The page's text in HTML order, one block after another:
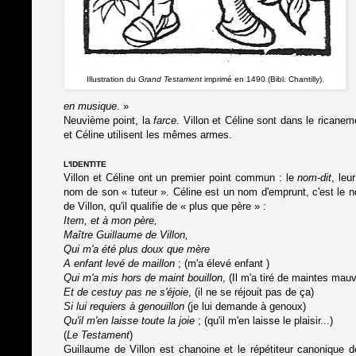
Illustration du Grand Testamentimprimé en 1490 (Bibl. Chantilly).
en musique . »
Neuvième point, lafarce . Villon et Céline sont dans le
et Céline utilisent les mêmes armes.
L'IDENTITE
Villon et Céline ont un premier point commun : lenom-dit ,
nom de son « tuteur ». Céline est un nom d'emprunt, c'est le
de Villon, qu'il qualifie de « plus que père » :
Item, et à mon père,
Maître Guillaume de Villon,
Qui m'a été plus doux que mère
A enfant levé de maillon ; (m'a élevé enfant )
Qui m'a mis hors de maint bouillon , (Il m'a tiré de maintes
Et de cestuy pas ne s'éjoie , (il ne se réjouit pas de ça)
Si lui requiers à genouillon (je lui demande à genoux)
Qu'il m'en laisse toute la joie ; (qu'il m'en laisse le plaisir...)
(Le Testament)
Guillaume de Villon est chanoine et le répétiteur canonique